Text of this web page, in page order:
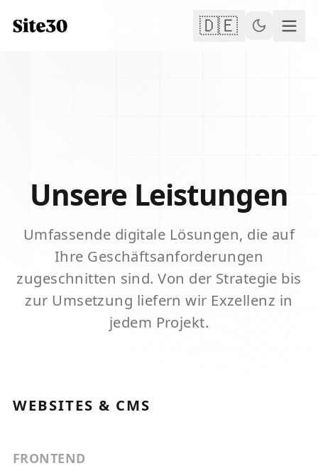
🇩🇪
Unsere Leistungen
Umfassende digitale Lösungen, die auf
Ihre Geschäftsanforderungen
zugeschnitten sind. Von der Strategie bis
zur Umsetzung liefern wir Exzellenz in
jedem Projekt.
WEBSITES & CMS
FRONTEND